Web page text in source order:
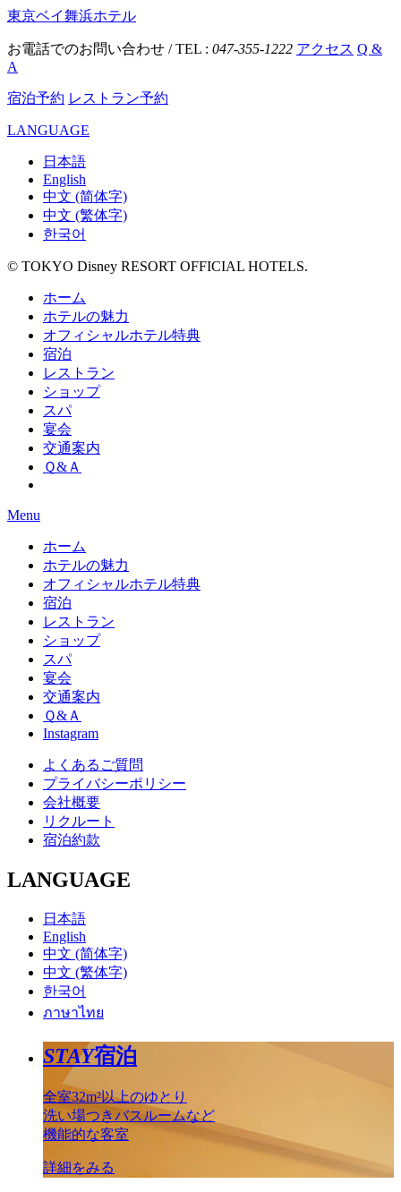
東京ベイ舞浜ホテル
お電話でのお問い合わせ / TEL : 047-355-1222 アクセス Q &
A
宿泊予約 レストラン予約
LANGUAGE
日本語
English
中文 (简体字)
中文 (繁体字)
한국어
© TOKYO Disney RESORT OFFICIAL HOTELS.
ホーム
ホテルの魅力
オフィシャルホテル特典
宿泊
レストラン
ショップ
スパ
宴会
交通案内
Ｑ&Ａ
Menu
ホーム
ホテルの魅力
オフィシャルホテル特典
宿泊
レストラン
ショップ
スパ
宴会
交通案内
Ｑ&Ａ
Instagram
よくあるご質問
プライバシーポリシー
会社概要
リクルート
宿泊約款
LANGUAGE
日本語
English
中文 (简体字)
中文 (繁体字)
한국어
ภาษาไทย
STAY宿泊
全室32m²以上のゆとり
洗い場つきバスルームなど
機能的な客室
詳細をみる